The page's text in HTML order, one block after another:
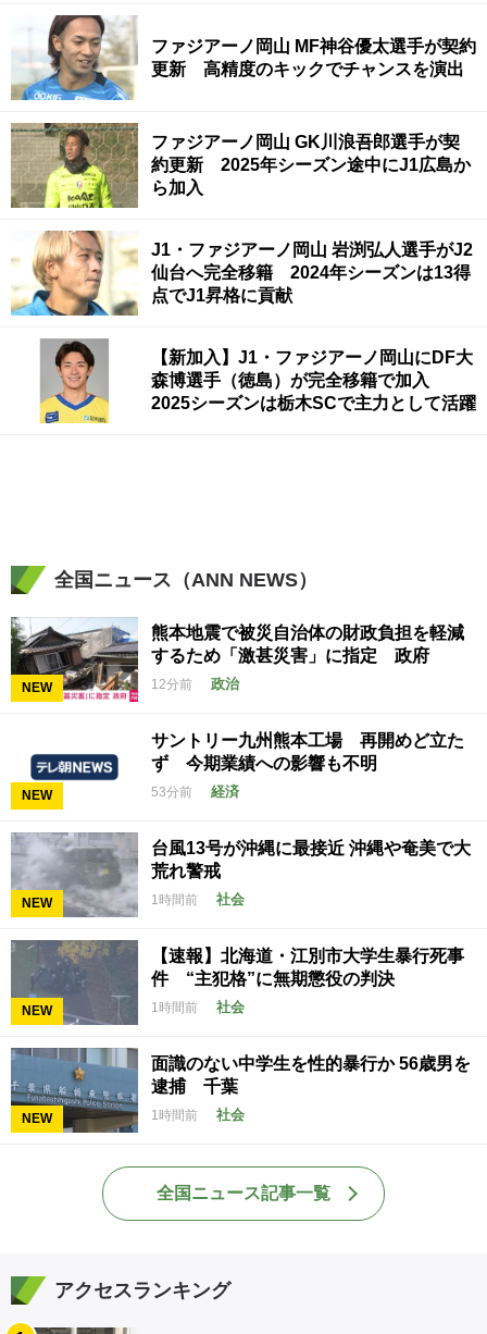
ファジアーノ岡山 MF神谷優太選手が契約
更新 高精度のキックでチャンスを演出
ファジアーノ岡山 GK川浪吾郎選手が契
約更新 2025年シーズン途中にJ1広島か
ら加入
J1・ファジアーノ岡山 岩渕弘人選手がJ2
仙台へ完全移籍 2024年シーズンは13得
点でJ1昇格に貢献
【新加入】J1・ファジアーノ岡山にDF大
森博選手（徳島）が完全移籍で加入
2025シーズンは栃木SCで主力として活躍
全国ニュース（ANN NEWS）
NEW
熊本地震で被災自治体の財政負担を軽減
するため「激甚災害」に指定 政府
12分前 政治
NEW
サントリー九州熊本工場 再開めど立た
ず 今期業績への影響も不明
53分前 経済
NEW
台風13号が沖縄に最接近 沖縄や奄美で大
荒れ警戒
1時間前 社会
NEW
【速報】北海道・江別市大学生暴行死事
件 “主犯格”に無期懲役の判決
1時間前 社会
NEW
面識のない中学生を性的暴行か 56歳男を
逮捕 千葉
1時間前 社会
全国ニュース記事一覧
アクセスランキング